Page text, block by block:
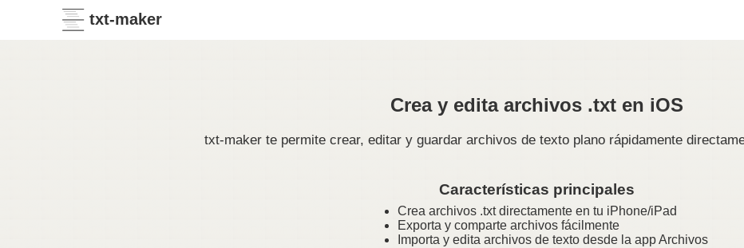
txt-maker
Crea y edita archivos .txt en iOS
txt-maker te permite crear, editar y guardar archivos de texto plano rápidamente
Características principales
Crea archivos .txt directamente en tu iPhone/iPad
Exporta y comparte archivos fácilmente
Importa y edita archivos de texto desde la app Archivos